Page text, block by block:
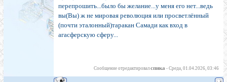
перепрошить...было бы желание...у меня его нет...ведь
вы(Вы) ж не мировая революция или просветлённый
(почти эталонный)таракан Самади как вход в
агасферскую сферу...
Сообщение отредактировал спика - Среда, 01.04.2026, 03:46